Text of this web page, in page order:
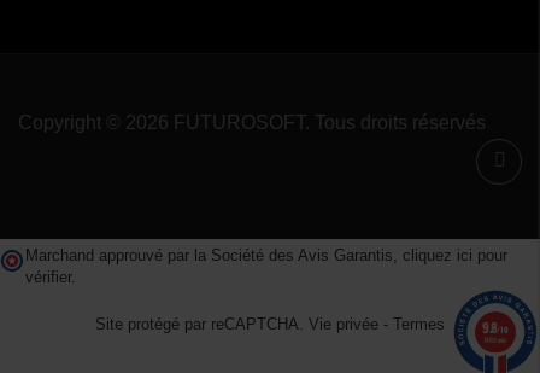
Copyright © 2026 FUTUROSOFT. Tous droits réservés
Marchand approuvé par la Société des Avis Garantis, cliquez ici pour
vérifier.
Site protégé par reCAPTCHA. Vie privée - Termes 9.8/10
1489 avis